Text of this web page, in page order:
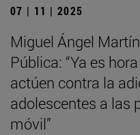
07 | 11 | 2025
Miguel Ángel
Pública: “Ya es
actúen contra la
adolescentes a las
móvil”